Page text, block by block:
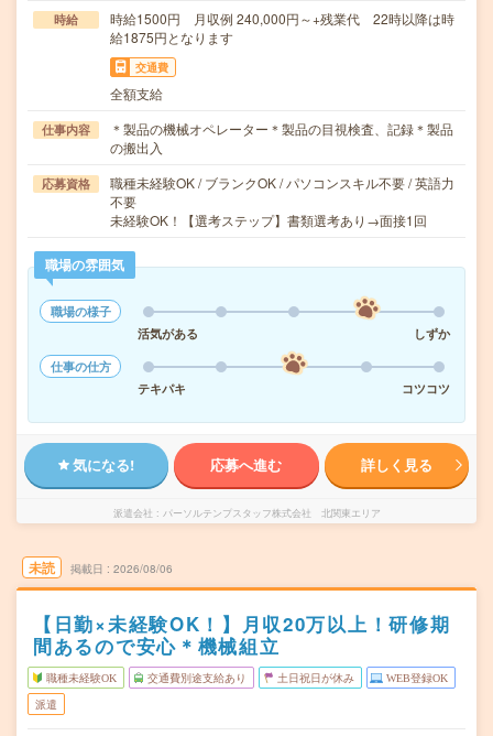
時給
時給1500円 月収例 240,000円～+残業代 22時以降は時
給1875円となります
交通費
全額支給
仕事内容
＊製品の機械オペレーター＊製品の目視検査、記録＊製品
の搬出入
応募資格
職種未経験OK / ブランクOK / パソコンスキル不要 / 英語力
不要
未経験OK！【選考ステップ】書類選考あり→面接1回
職場の雰囲気
職場の様子
活気がある
しずか
仕事の仕方
テキパキ
コツコツ
気になる! 応募へ進む 詳しく見る
派遣会社 パーソルテンプスタッフ株式会社 北関東エリア
未読 掲載日 2026/08/06
【日勤×未経験OK！】月収20万以上！研修期
間あるので安心＊機械組立
職種未経験OK 交通費別途支給あり 土日祝日が休み WEB登録OK
派遣